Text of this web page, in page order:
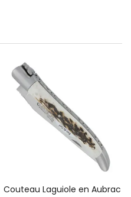
Couteau Laguiole en Aubrac